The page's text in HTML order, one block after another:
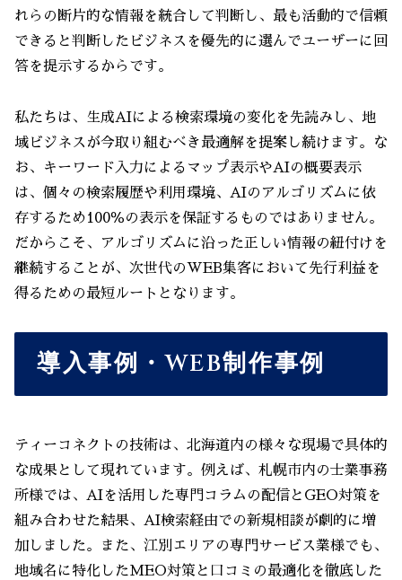
れらの断片的な情報を統合して判断し、最も活動的で信頼
できると判断したビジネスを優先的に選んでユーザーに回
答を提示するからです。
私たちは、生成AIによる検索環境の変化を先読みし、地
域ビジネスが今取り組むべき最適解を提案し続けます。な
お、キーワード入力によるマップ表示やAIの概要表示
は、個々の検索履歴や利用環境、AIのアルゴリズムに依
存するため100％の表示を保証するものではありません。
だからこそ、アルゴリズムに沿った正しい情報の紐付けを
継続することが、次世代のWEB集客において先行利益を
得るための最短ルートとなります。
導入事例・WEB制作事例
ティーコネクトの技術は、北海道内の様々な現場で具体的
な成果として現れています。例えば、札幌市内の士業事務
所様では、AIを活用した専門コラムの配信とGEO対策を
組み合わせた結果、AI検索経由での新規相談が劇的に増
加しました。また、江別エリアの専門サービス業様でも、
地域名に特化したMEO対策と口コミの最適化を徹底した